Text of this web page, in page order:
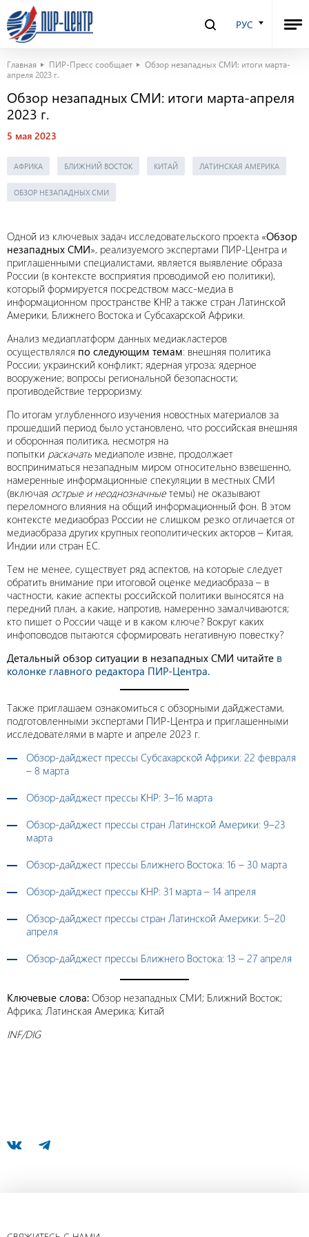
РУС
Главная ПИР-Пресс сообщает
Обзор незападных СМИ: итоги марта-
апреля 2023 г.
Обзор незападных СМИ: итоги марта-апреля
2023 г.
5 мая 2023
АФРИКА БЛИЖНИЙ ВОСТОК КИТАЙ ЛАТИНСКАЯ АМЕРИКА
ОБЗОР НЕЗАПАДНЫХ СМИ
Одной из ключевых задач исследовательского проекта «Обзор
незападных СМИ», реализуемого экспертами ПИР-Центра и
приглашенными специалистами, является выявление образа
России (в контексте восприятия проводимой ею политики),
который формируется посредством масс-медиа в
информационном пространстве КНР, а также стран Латинской
Америки, Ближнего Востока и Субсахарской Африки.
Анализ медиаплатформ данных медиакластеров
осуществлялся по следующим темам: внешняя политика
России; украинский конфликт; ядерная угроза; ядерное
вооружение; вопросы региональной безопасности;
противодействие терроризму.
По итогам углубленного изучения новостных материалов за
прошедший период было установлено, что российская внешняя
и оборонная политика, несмотря на
попытки раскачать медиаполе извне, продолжает
восприниматься незападным миром относительно взвешенно,
намеренные информационные спекуляции в местных СМИ
(включая острые и неоднозначные темы) не оказывают
переломного влияния на общий информационный фон. В этом
контексте медиаобраз России не слишком резко отличается от
медиаобраза других крупных геополитических акторов – Китая,
Индии или стран ЕС.
Тем не менее, существует ряд аспектов, на которые следует
обратить внимание при итоговой оценке медиаобраза – в
частности, какие аспекты российской политики выносятся на
передний план, а какие, напротив, намеренно замалчиваются;
кто пишет о России чаще и в каком ключе? Вокруг каких
инфоповодов пытаются сформировать негативную повестку?
Детальный обзор ситуации в незападных СМИ читайте в
колонке главного редактора ПИР-Центра.
Также приглашаем ознакомиться с обзорными дайджестами,
подготовленными экспертами ПИР-Центра и приглашенными
исследователями в марте и апреле 2023 г.
Обзор-дайджест прессы Субсахарской Африки: 22 февраля
– 8 марта
Обзор-дайджест прессы КНР: 3–16 марта
Обзор-дайджест прессы стран Латинской Америки: 9–23
марта
Обзор-дайджест прессы Ближнего Востока: 16 – 30 марта
Обзор-дайджест прессы КНР: 31 марта – 14 апреля
Обзор-дайджест прессы стран Латинской Америки: 5–20
апреля
Обзор-дайджест прессы Ближнего Востока: 13 – 27 апреля
Ключевые слова: Обзор незападных СМИ; Ближний Восток;
Африка; Латинская Америка; Китай
INF/DIG